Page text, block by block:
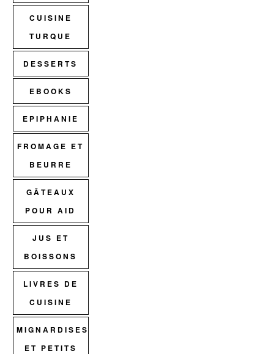
CUISINE
TURQUE
DESSERTS
EBOOKS
EPIPHANIE
FROMAGE ET
BEURRE
GÂTEAUX
POUR AID
JUS ET
BOISSONS
LIVRES DE
CUISINE
MIGNARDISES
ET PETITS